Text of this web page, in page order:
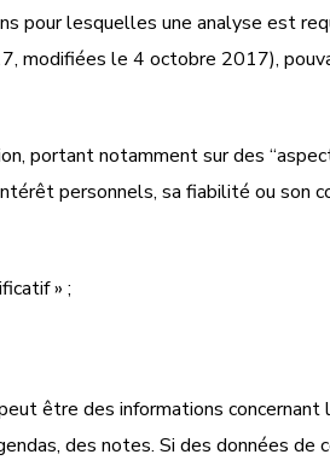
pour lesquelles une analyse est
modifiées le 4 octobre 2017),
portant notamment sur des
personnels, sa fiabilité ou
» ;
être des informations
des notes. Si des données